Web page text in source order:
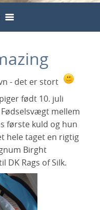
- det er stort
født 10. juli
Fødselsvægt mellem
første kuld og hun
hele taget en rigtig
Birght
DK Rags of Silk.